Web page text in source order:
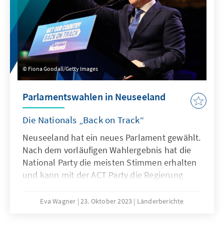
Fiona Goodall/Getty Images
Parlamentswahlen in Neuseeland
Die Nationals „Back on Track“
Neuseeland hat ein neues Parlament gewählt.
Nach dem vorläufigen Wahlergebnis hat die
National Party die meisten Stimmen erhalten
und kann mit der ACT Party die Regierung
bisher nur über eine denkbar knappe
Eva Wagner 23. Oktober 2023 Länderberichte